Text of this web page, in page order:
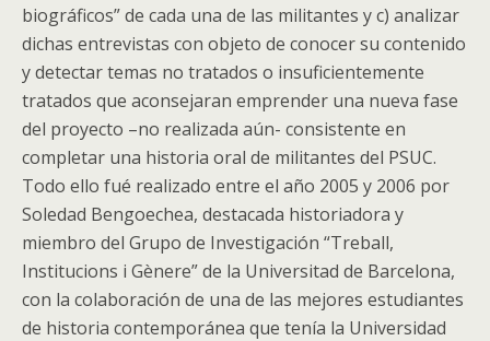
biográficos” de cada una de las militantes y c) analizar
dichas entrevistas con objeto de conocer su contenido
y detectar temas no tratados o insuficientemente
tratados que aconsejaran emprender una nueva fase
del proyecto –no realizada aún- consistente en
completar una historia oral de militantes del PSUC.
Todo ello fué realizado entre el año 2005 y 2006 por
Soledad Bengoechea, destacada historiadora y
miembro del Grupo de Investigación “Treball,
Institucions i Gènere” de la Universitad de Barcelona,
con la colaboración de una de las mejores estudiantes
de historia contemporánea que tenía la Universidad